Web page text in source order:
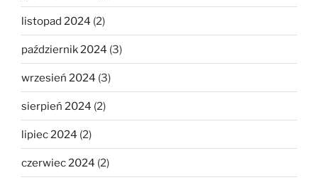
listopad 2024 (2)
październik 2024 (3)
wrzesień 2024 (3)
sierpień 2024 (2)
lipiec 2024 (2)
czerwiec 2024 (2)